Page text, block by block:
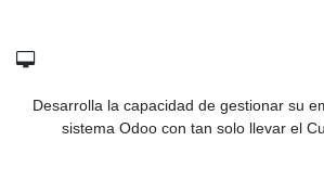
Desarrolla la capacidad de gestionar su
sistema Odoo con tan solo llevar el